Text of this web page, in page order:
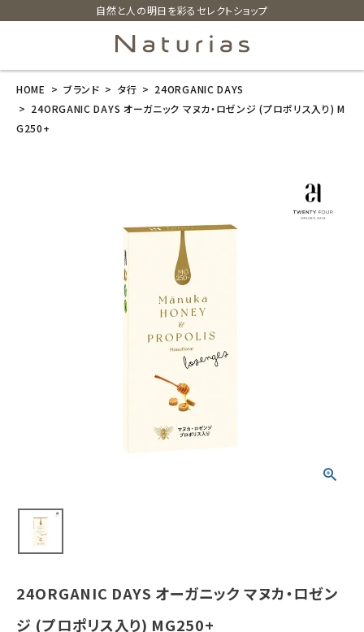
自然と人の明日を彩るセレクトショップ
search
カテゴリーから探す
美容・コスメ・香水
衛生用品
HOME ブランド タ行
24ORGANIC DAYS
24ORGANIC DAYS オーガニック マヌカ・ロゼンジ (プロポリス入り) M
G250+
24ORGANIC DAYS オーガニック マヌカ・ロゼン
ジ (プロポリス入り) MG250+